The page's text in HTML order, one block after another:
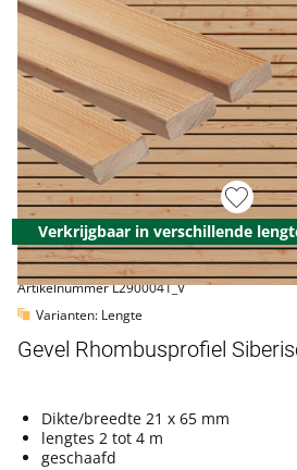
Verkrijgbaar in verschillende
Artikelnummer L2900041_V
Varianten: Lengte
Gevel Rhombusprofiel
Dikte/breedte 21 x 65 mm
lengtes 2 tot 4 m
geschaafd